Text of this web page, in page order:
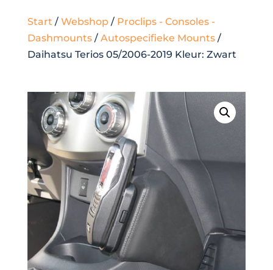
Start / Webshop/ Proclips - Consoles -
Dashmounts/ Autospecifieke Mounts/
Daihatsu Terios 05/2006-2019 Kleur: Zwart